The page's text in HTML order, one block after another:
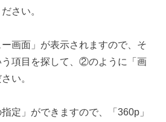
さい。
画面」が表示されますので、そ
項目を探して、②のように「画
い。
定」ができますので、「360p」